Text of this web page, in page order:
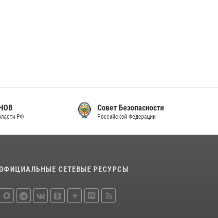
конференция по обобщению боевого опыта
08 июля 2026, 07:01
Совет Безопасности
Российской Федерации
СЕТЕВЫЕ РЕСУРСЫ